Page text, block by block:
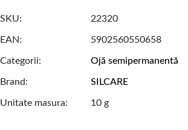
SKU 22320
EAN 5902560550658
Categorii Ojă semipermanentă
Brand SILCARE
Unitate masura 10 g